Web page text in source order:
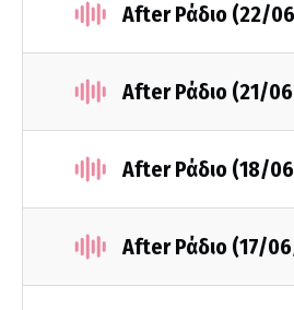
After Ράδιο (22/
After Ράδιο (21/
After Ράδιο (18/
After Ράδιο (17/